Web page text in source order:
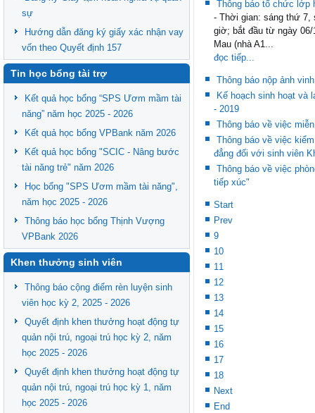
sự
Hướng dẫn đăng ký giấy xác nhận vay
vốn theo Quyết định 157
Tin học bổng tài trợ
Kết quả học bổng “SPS Ươm mầm tài
năng” năm học 2025 - 2026
Kết quả học bổng VPBank năm 2026
Kết quả học bổng "SCIC - Nâng bước
tài năng trẻ" năm 2026
Học bổng "SPS Ươm mầm tài năng",
năm học 2025 - 2026
Thông báo học bổng Thịnh Vượng
VPBank 2026
Khen thưởng sinh viên
Thông báo cộng điểm rèn luyện sinh
viên học kỳ 2, 2025 - 2026
Quyết định khen thưởng hoạt động tự
quản nội trú, ngoại trú học kỳ 2, năm
học 2025 - 2026
Quyết định khen thưởng hoạt động tự
quản nội trú, ngoại trú học kỳ 1, năm
học 2025 - 2026
Thông báo tổ chức lớp
- Thời gian: sáng thứ 7,
giờ; bắt đầu từ ngày
Mau (nhà A1...
đọc tiếp...
Thông báo nộp ảnh
Kế hoạch sinh hoạt và
- 2019
Thông báo về việc
Thông báo về việc
đẳng đối với sinh viên
Thông báo về việc
tiếp xúc"
Start
Prev
9
10
11
12
13
14
15
16
17
18
Next
End